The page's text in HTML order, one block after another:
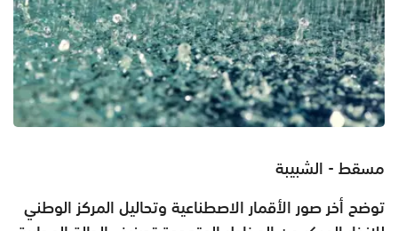
مسقط - الشبيبة
توضح أخر صور الأقمار الاصطناعية وتحاليل المركز الوطني